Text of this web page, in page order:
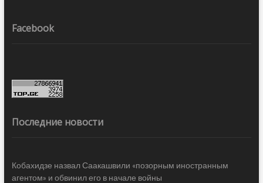
Facebook
Последние новости
Кобахидзе назвал Саакашвили «позорным иностранным
агентом» и обвинил его в начале войны